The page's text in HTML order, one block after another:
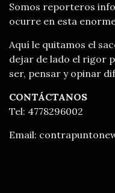
Somos reporteros
ocurre en esta
Aquí le quitamos el
dejar de lado el rigor
ser, pensar y opinar
CONTÁCTANOS
Tel: 4778296002
Email: